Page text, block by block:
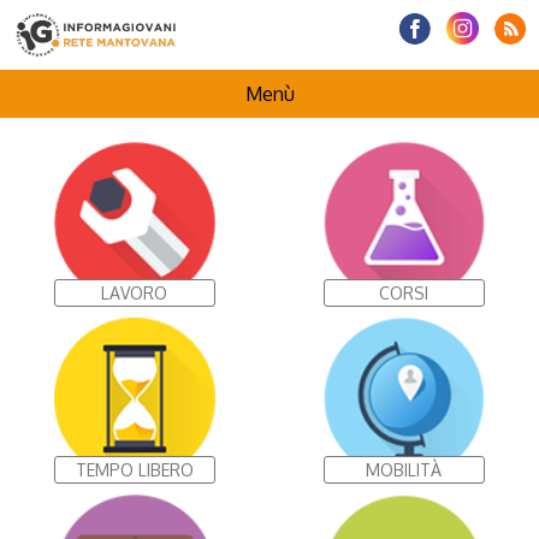
Menù
CENTRI INFORMAGIOVANI
LAVORO CORSI
TEMPO LIBERO MOBILITÀ